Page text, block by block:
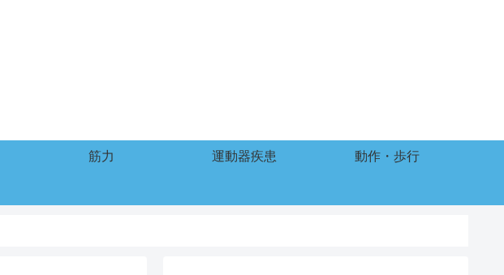
筋力 運動器疾患 動作・歩行